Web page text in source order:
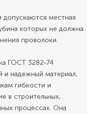
местная
которых не должна
проволоки.
ГОСТ 3282-74
и надежный материал,
гибкости и
в строительных,
процессах. Она